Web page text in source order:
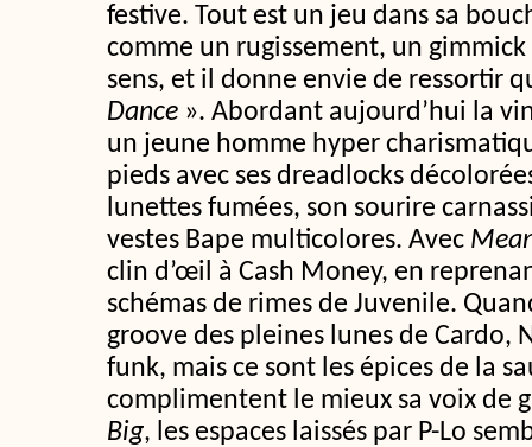
festive. Tout est un jeu dans sa
comme un rugissement, un
sens, et il donne envie de ressortir
Dance ». Abordant aujourd’hui la
un jeune homme hyper
pieds avec ses dreadlocks
lunettes fumées, son sourire
vestes Bape multicolores. Avec
clin d’œil à Cash Money, en
schémas de rimes de Juvenile.
groove des pleines lunes de Cardo,
funk, mais ce sont les épices de la
complimentent le mieux sa voix de
Big, les espaces laissés par P-Lo